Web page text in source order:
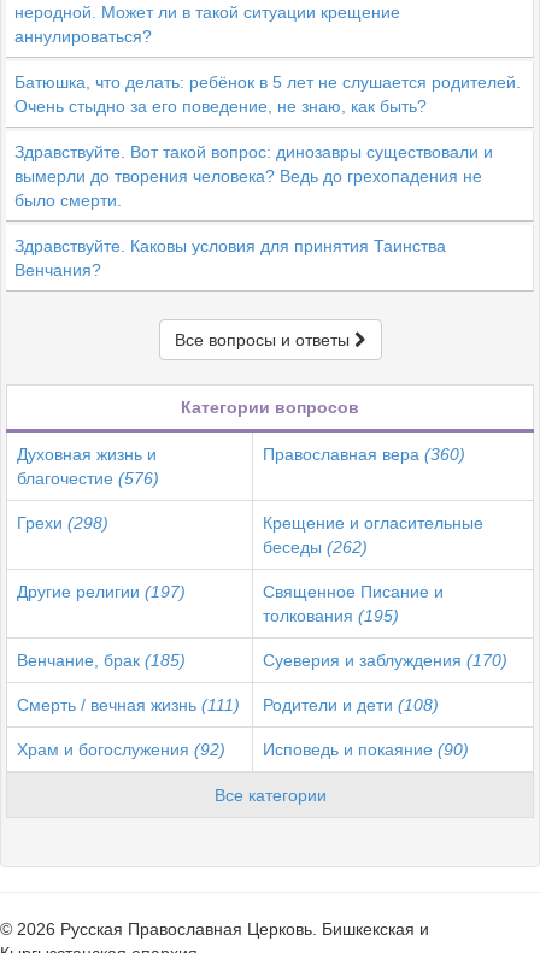
неродной. Может ли в такой ситуации крещение
аннулироваться?
Батюшка, что делать: ребёнок в 5 лет не слушается родителей.
Очень стыдно за его поведение, не знаю, как быть?
Здравствуйте. Вот такой вопрос: динозавры существовали и
вымерли до творения человека? Ведь до грехопадения не
было смерти.
Здравствуйте. Каковы условия для принятия Таинства
Венчания?
Все вопросы и ответы
Категории вопросов
Духовная жизнь и
благочестие (576)
Православная вера (360)
Грехи (298)
Крещение и огласительные
беседы (262)
Другие религии (197)
Священное Писание и
толкования (195)
Венчание, брак (185) Суеверия и заблуждения (170)
Смерть / вечная жизнь (111) Родители и дети (108)
Храм и богослужения (92) Исповедь и покаяние (90)
Все категории
© 2026 Русская Православная Церковь. Бишкекская и